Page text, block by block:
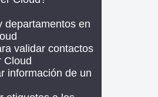
departamentos en
validar contactos
Cloud
información de un